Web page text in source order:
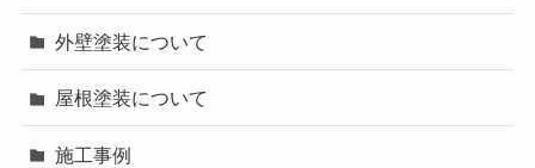
外壁塗装について
屋根塗装について
施工事例